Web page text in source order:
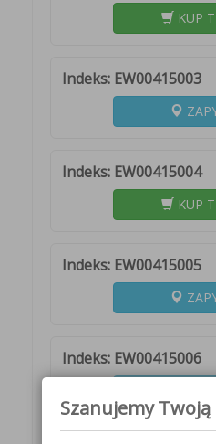
KUP
Indeks: EW00415003
Indeks: EW00415004
KUP
Indeks: EW00415005
Indeks: EW00415006
Szanujemy